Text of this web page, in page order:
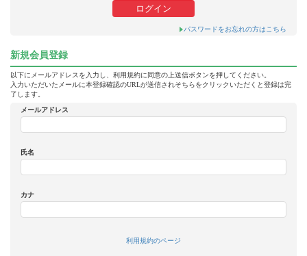
パスワードをお忘れの方はこちら
新規会員登録
以下にメールアドレスを入力し、利用規約に同意の上送信ボタンを押してください。
入力いただいたメールに本登録確認のURLが送信されそちらをクリックいただくと登録は完
了します。
メールアドレス
氏名
カナ
利用規約のページ